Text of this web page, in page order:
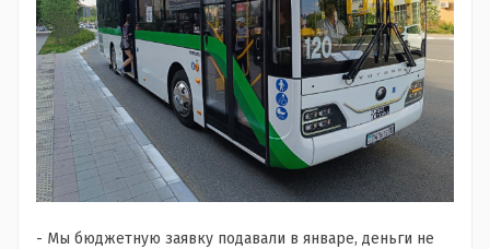
- Мы бюджетную заявку подавали в январе, деньги не